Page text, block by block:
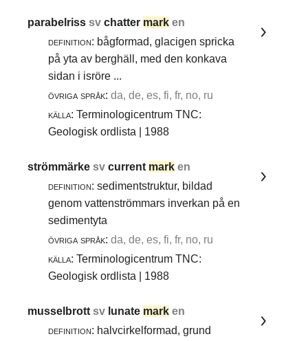
parabelrisssvchatter mark en
definition: bågformad, glacigen spricka
på yta av berghäll, med den konkava
sidan i isröre ...
övriga språk: da, de, es, fi, fr, no, ru
källa: Terminologicentrum TNC:
Geologisk ordlista | 1988
strömmärkesvcurrent mark en
definition: sedimentstruktur, bildad
genom vattenströmmars inverkan på en
sedimentyta
övriga språk: da, de, es, fi, fr, no, ru
källa: Terminologicentrum TNC:
Geologisk ordlista | 1988
musselbrottsv lunate mark en
definition: halvcirkelformad, grund